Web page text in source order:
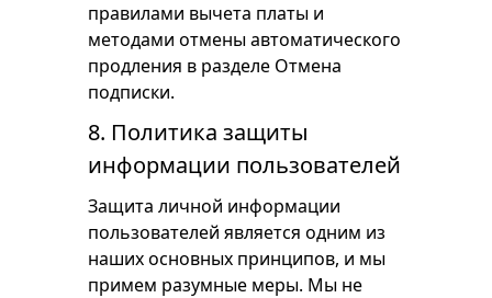
правилами вычета платы и
методами отмены автоматического
продления в разделе Отмена
подписки.
8. Политика защиты
информации пользователей
Защита личной информации
пользователей является одним из
наших основных принципов, и мы
примем разумные меры. Мы не